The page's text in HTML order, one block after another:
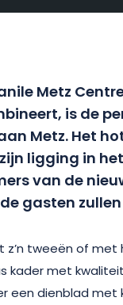
Metz
is de
Metz. Het
ligging in
van de
gasten
z’n tweeën of
kader met
een dienblad met